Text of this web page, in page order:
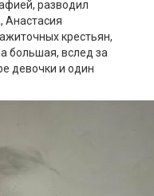
разводил
Анастасия
крестьян,
большая, вслед за
девочки и один